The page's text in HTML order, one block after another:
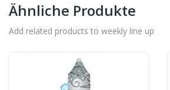
Ähnliche Produkte
Add related products to weekly line up